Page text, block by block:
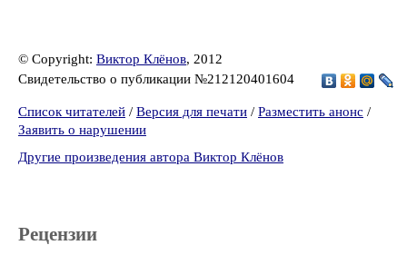
© Copyright: Виктор Клёнов, 2012
Свидетельство о публикации №212120401604
Список читателей / Версия для печати / Разместить анонс /
Заявить о нарушении
Другие произведения автора Виктор Клёнов
Рецензии